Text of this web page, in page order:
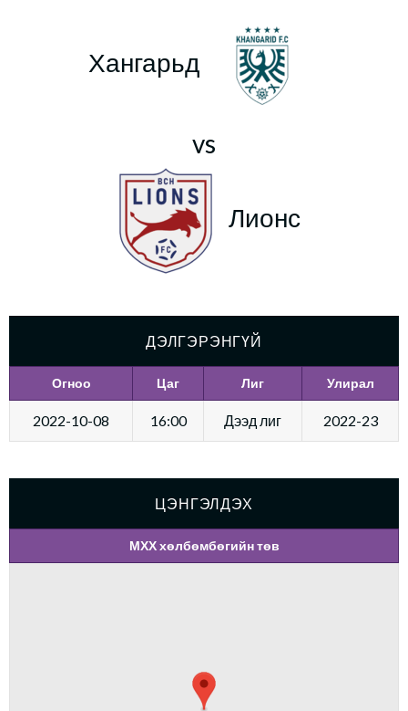
Хангарьд
vs
Лионс
ДЭЛГЭРЭНГҮЙ
Огноо Цаг Лиг Улирал
2022-10-08 16:00 Дээд лиг 2022-23
ЦЭНГЭЛДЭХ
МХХ хөлбөмбөгийн төв